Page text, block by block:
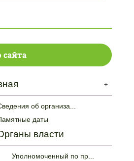
+
об организа...
даты
власти
Уполномоченный по пр...